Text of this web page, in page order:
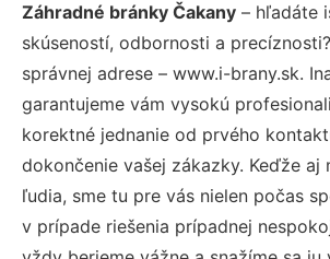
Záhradné bránky Čakany – hľadáte
skúseností, odbornosti a
správnej adrese – www.i-brany.sk.
garantujeme vám vysokú
korektné jednanie od prvého
dokončenie vašej zákazky. Keďže aj
ľudia, sme tu pre vás nielen počas
v prípade riešenia prípadnej